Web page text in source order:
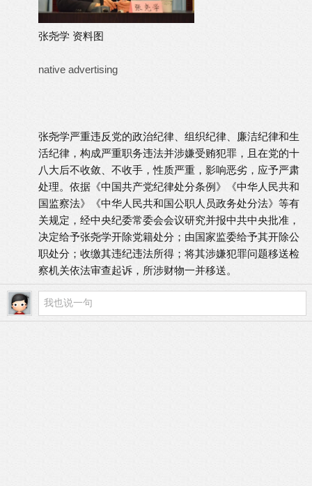
张尧学 资料图
native advertising
张尧学严重违反党的政治纪律、组织纪律、廉洁纪律和生
活纪律，构成严重职务违法并涉嫌受贿犯罪，且在党的十
八大后不收敛、不收手，性质严重，影响恶劣，应予严肃
处理。依据《中国共产党纪律处分条例》《中华人民共和
国监察法》《中华人民共和国公职人员政务处分法》等有
关规定，经中央纪委常委会会议研究并报中共中央批准，
决定给予张尧学开除党籍处分；由国家监委给予其开除公
职处分；收缴其违纪违法所得；将其涉嫌犯罪问题移送检
察机关依法审查起诉，所涉财物一并移送。